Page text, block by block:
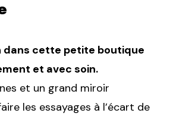
dans cette petite boutique
et avec soin.
et un grand miroir
les essayages à l’écart de